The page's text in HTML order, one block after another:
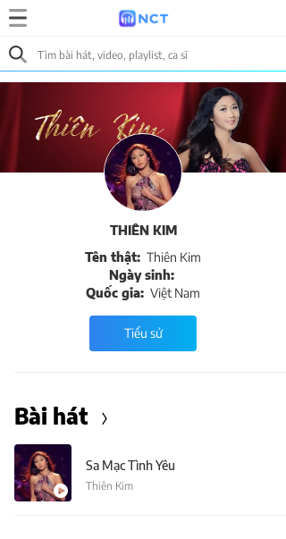
THIÊN KIM
Tên thật: Thiên Kim
Ngày sinh:
Quốc gia: Việt Nam
Tiểu sử
Bài hát
Sa Mạc Tình Yêu
Thiên Kim